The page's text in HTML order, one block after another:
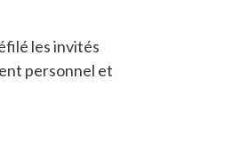
les invités
personnel et